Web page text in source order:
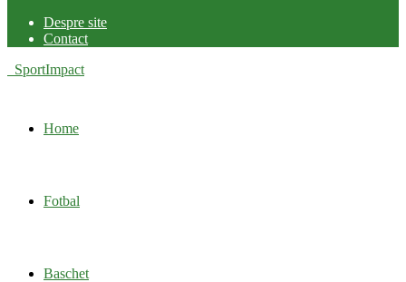
Despre site
Contact
SportImpact
Home
Fotbal
Baschet